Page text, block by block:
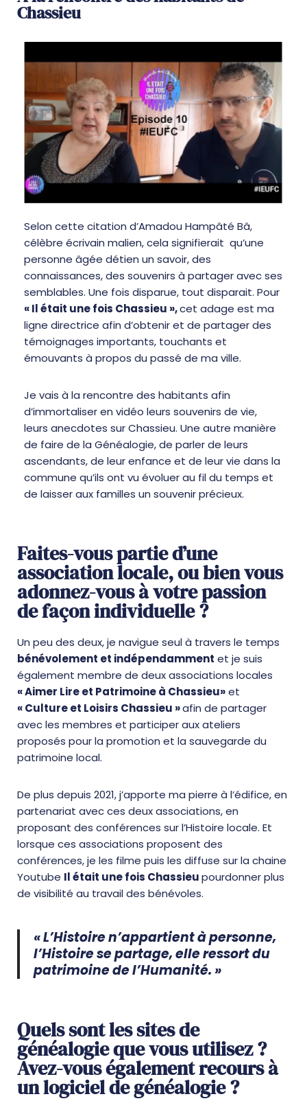
Chassieu
Selon cette citation d’Amadou Hampâté Bâ,
célèbre écrivain malien, cela signifierait qu’une
personne âgée détien un savoir, des
connaissances, des souvenirs à partager avec ses
semblables. Une fois disparue, tout disparait. Pour
« Il était une fois Chassieu »,cet adage est ma
ligne directrice afin d’obtenir et de partager des
témoignages importants, touchants et
émouvants à propos du passé de ma ville.
Je vais à la rencontre des habitants afin
d’immortaliser en vidéo leurs souvenirs de vie,
leurs anecdotes sur Chassieu. Une autre manière
de faire de la Généalogie, de parler de leurs
ascendants, de leur enfance et de leur vie dans la
commune qu’ils ont vu évoluer au fil du temps et
de laisser aux familles un souvenir précieux.
Faites-vous partie d’une
association locale, ou bien vous
adonnez-vous à votre passion
de façon individuelle ?
Un peu des deux, je navigue seul à travers le temps
bénévolement et indépendamment et je suis
également membre de deux associations locales
« Aimer Lire et Patrimoine à Chassieu»et
« Culture et Loisirs Chassieu »afin de partager
avec les membres et participer aux ateliers
proposés pour la promotion et la sauvegarde du
patrimoine local.
De plus depuis 2021, j’apporte ma pierre à l’édifice, en
partenariat avec ces deux associations, en
proposant des conférences sur l’Histoire locale. Et
lorsque ces associations proposent des
conférences, je les filme puis les diffuse sur la chaine
Youtube Il était une fois Chassieupourdonner plus
de visibilité au travail des bénévoles.
« L’Histoire n’appartient à personne,
l’Histoire se partage, elle ressort du
patrimoine de l’Humanité. »
Quels sont les sites de
généalogie que vous utilisez ?
Avez-vous également recours à
un logiciel de généalogie ?